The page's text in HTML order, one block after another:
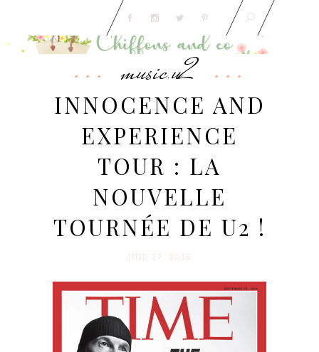
music, u2
INNOCENCE AND
EXPERIENCE
TOUR : LA
NOUVELLE
TOURNÉE DE U2 !
JUIL 27. 2015